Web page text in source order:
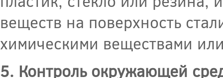
веществ на поверхность
химическими веществами
5. Контроль окружающей